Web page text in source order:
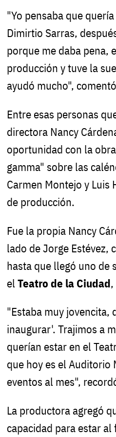
"Yo pensaba que
Dimirtio Sarras,
porque me daba pena,
producción y tuve la
ayudó mucho",
Entre esas personas
directora Nancy
oportunidad con la
gamma" sobre las
Carmen Montejo y
de producción.
Fue la propia Nancy
lado de Jorge Estévez,
hasta que llegó uno de
el Teatro de la Ciudad
"Estaba muy jovencita,
inaugurar'. Trajimos a
querían estar en el
que hoy es el Auditorio
eventos al mes",
La productora agregó
capacidad para estar